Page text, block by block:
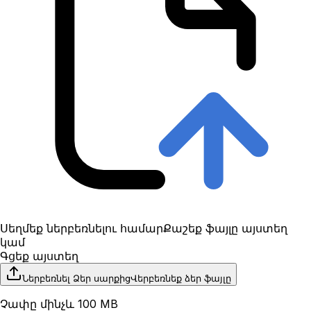
Սեղմեք ներբեռնելու համարՔաշեք ֆայլը այստեղ
կամ
Գցեք այստեղ
Ներբեռնել Ձեր սարքիցՎերբեռնեք ձեր ֆայլը
Չափը մինչև 100 MB